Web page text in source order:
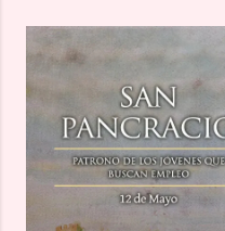
Lubawo, fue alanceado y
borde del camino....